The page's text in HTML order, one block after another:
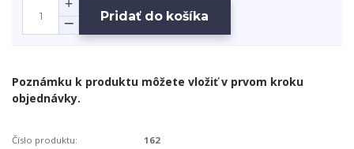
Pridať do košíka
Číslo produktu:
162